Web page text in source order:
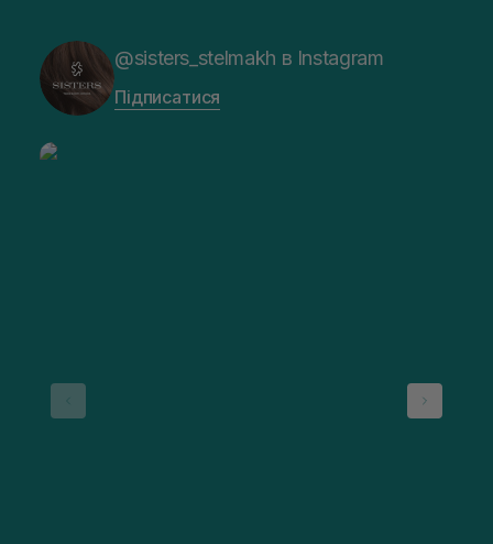
@sisters_stelmakh в Instagram
Підписатися